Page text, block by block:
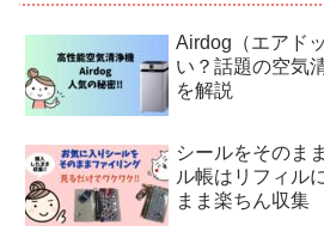
Airdog（エアド
い？話題の空気
を解説
シールをそのま
ル帳はリフィル
まま楽ちん収集